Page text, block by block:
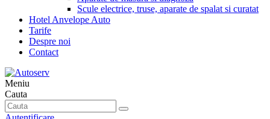
Scule electrice, truse, aparate de spalat si curatat
Hotel Anvelope Auto
Tarife
Despre noi
Contact
Meniu
Cauta